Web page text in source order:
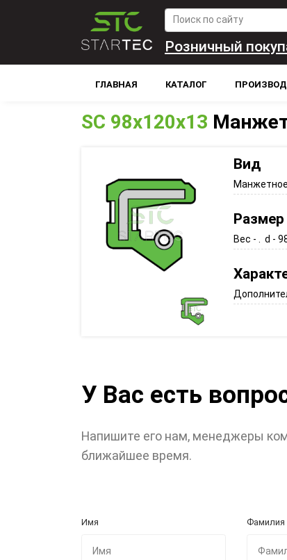
Розничный
ГЛАВНАЯ КАТАЛОГ
SC 98x120x13
Вид
Размер
Вес - . d -
У Вас есть
Напишите его нам, менеджеры
ближайшее время.
Имя Фамилия